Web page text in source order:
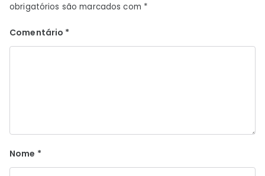
obrigatórios são marcados com *
Comentário *
Nome *